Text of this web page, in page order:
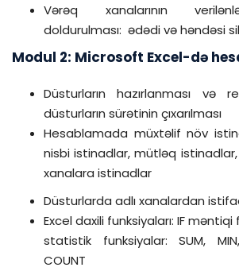
Vərəq xanalarının
doldurulması: ədədi və həndəsi
Modul 2: Microsoft Excel-də
Düsturların hazırlanması və
düsturların sürətinin çıxarılması
Hesablamada müxtəlif növ
nisbi istinadlar, mütləq
xanalara istinadlar
Düsturlarda adlı xanalardan
Excel daxili funksiyaları: IF məntiqi
statistik funksiyalar: SUM, MIN,
COUNT